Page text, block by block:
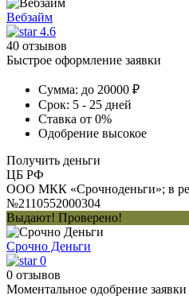
Вебзайм
4.6
40 отзывов
Быстрое оформление заявки
Сумма: до 20000 ₽
Срок: 5 - 25 дней
Ставка от 0%
Одобрение высокое
Получить деньги
ЦБ РФ
ООО МКК «Срочноденьги»; в
№2110552000304
Выдают! Проверено!
Срочно Деньги
0
0 отзывов
Моментальное одобрение заявки